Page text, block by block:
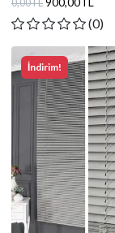
0,00TL
(0)
İndirim!